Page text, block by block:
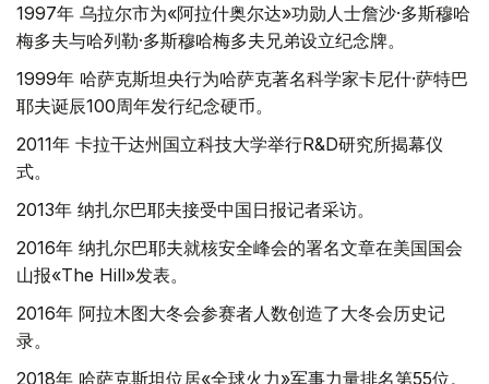
1997年 乌拉尔市为«阿拉什奥尔达»功勋人士詹沙·多斯穆哈
梅多夫与哈列勒·多斯穆哈梅多夫兄弟设立纪念牌。
1999年 哈萨克斯坦央行为哈萨克著名科学家卡尼什·萨特巴
耶夫诞辰100周年发行纪念硬币。
2011年 卡拉干达州国立科技大学举行R&D研究所揭幕仪
式。
2013年 纳扎尔巴耶夫接受中国日报记者采访。
2016年 纳扎尔巴耶夫就核安全峰会的署名文章在美国国会
山报«The Hill»发表。
2016年 阿拉木图大冬会参赛者人数创造了大冬会历史记
录。
2018年 哈萨克斯坦位居«全球火力»军事力量排名第55位。